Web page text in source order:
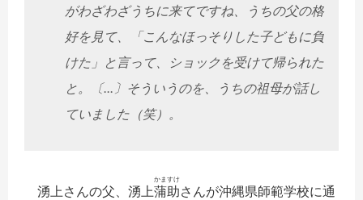
がわざわざうちに来てですね、うちの父の格
好を見て、「こんなほっそりした子どもに負
けた」と言って、ショックを受けて帰られた
と。〔...〕そういうのを、うちの祖母が話し
ていました（笑）。
湧上さんの父、湧上蒲
かま
助
すけ
さんが沖縄県師範学校に通